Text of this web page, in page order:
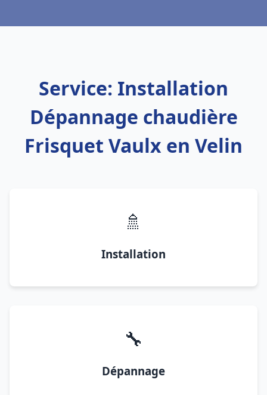
Service: Installation
Dépannage chaudière
Frisquet Vaulx en Velin
🚿
Installation
🔧
Dépannage